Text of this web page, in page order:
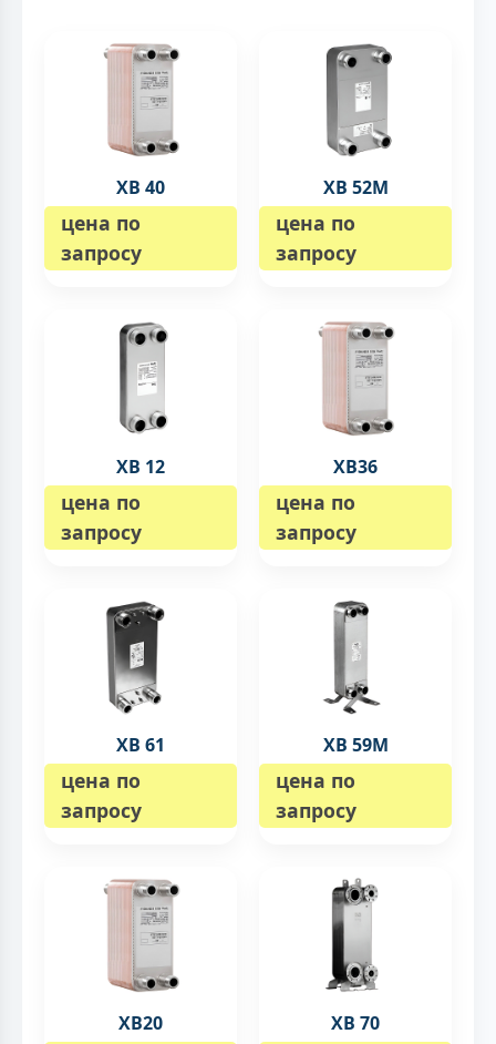
XB 40
цена по
запросу
XB 52M
цена по
запросу
XB 12
цена по
запросу
XB36
цена по
запросу
XB 61
цена по
запросу
XB 59M
цена по
запросу
XB20 XB 70